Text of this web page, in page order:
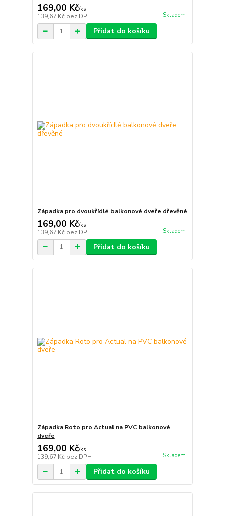
169,00 Kč/ks
139,67 Kč bez DPH Skladem
Přidat do košíku
Západka pro dvoukřídlé balkonové dveře dřevěné
169,00 Kč/ks
139,67 Kč bez DPH Skladem
Přidat do košíku
Západka Roto pro Actual na PVC balkonové
dveře
169,00 Kč/ks
139,67 Kč bez DPH Skladem
Přidat do košíku